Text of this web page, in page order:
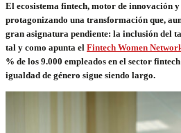
El ecosistema fintech, motor de innovación
protagonizando una transformación que,
gran asignatura pendiente: la inclusión del
tal y como apunta el Fintech Women
% de los 9.000 empleados en el sector
igualdad de género sigue siendo largo.